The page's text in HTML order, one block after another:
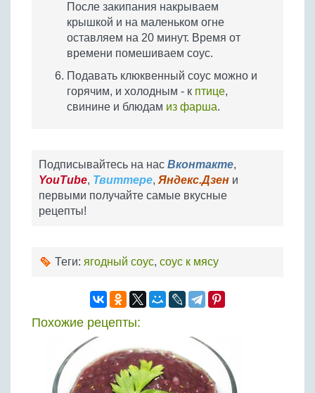
После закипания накрываем
крышкой и на маленьком огне
оставляем на 20 минут. Время от
времени помешиваем соус.
Подавать клюквенный соус можно и
горячим, и холодным - к птице,
свинине и блюдам из фарша.
Подписывайтесь на нас Вконтакте,
YouTube, Твиттере, Яндекс.Дзен и
первыми получайте самые вкусные
рецепты!
Теги: ягодный соус, соус к мясу
Похожие рецепты: